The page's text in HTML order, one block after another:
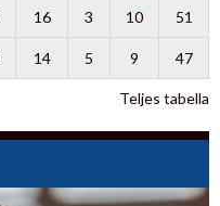
16 3 10 51
14 5 9 47
Teljes tabella